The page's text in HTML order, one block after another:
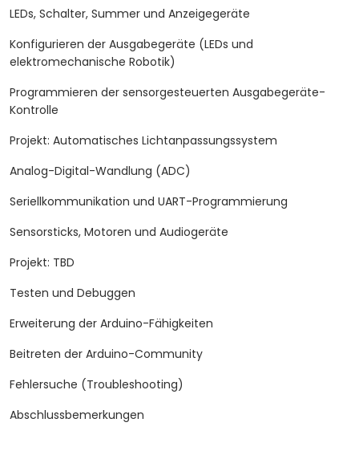
LEDs, Schalter, Summer und Anzeigegeräte
Konfigurieren der Ausgabegeräte (LEDs und
elektromechanische Robotik)
Programmieren der sensorgesteuerten Ausgabegeräte-
Kontrolle
Projekt: Automatisches Lichtanpassungssystem
Analog-Digital-Wandlung (ADC)
Seriellkommunikation und UART-Programmierung
Sensorsticks, Motoren und Audiogeräte
Projekt: TBD
Testen und Debuggen
Erweiterung der Arduino-Fähigkeiten
Beitreten der Arduino-Community
Fehlersuche (Troubleshooting)
Abschlussbemerkungen